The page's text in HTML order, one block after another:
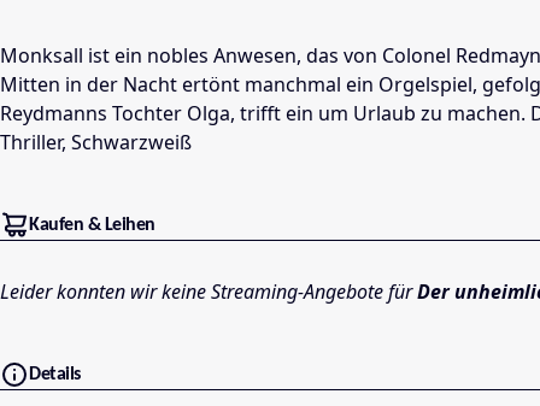
Monksall ist ein nobles Anwesen, das von Colonel
Mitten in der Nacht ertönt manchmal ein Orgelspiel,
Reydmanns Tochter Olga, trifft ein um Urlaub zu
Thriller, Schwarzweiß
Kaufen & Leihen
Leider konnten wir keine Streaming-Angebote fürDer
Details